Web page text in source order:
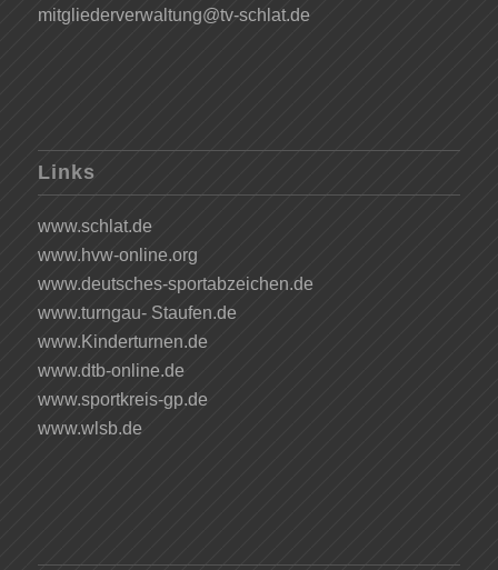
mitgliederverwaltung@tv-schlat.de
Links
www.schlat.de
www.hvw-online.org
www.deutsches-sportabzeichen.de
www.turngau- Staufen.de
www.Kinderturnen.de
www.dtb-online.de
www.sportkreis-gp.de
www.wlsb.de